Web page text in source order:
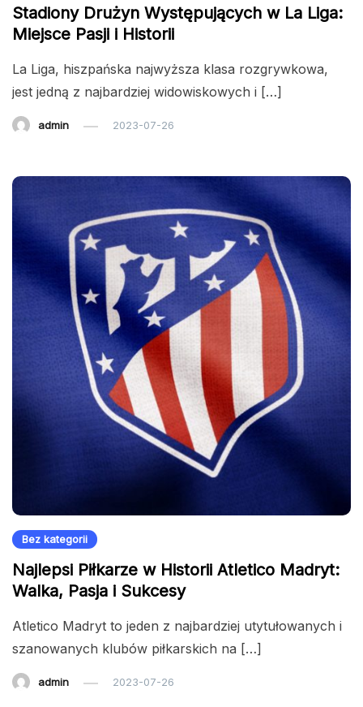
Stadiony Drużyn Występujących w La Liga:
Miejsce Pasji i Historii
La Liga, hiszpańska najwyższa klasa rozgrywkowa,
jest jedną z najbardziej widowiskowych i […]
admin 2023-07-26
Bez kategorii
Najlepsi Piłkarze w Historii Atletico Madryt:
Walka, Pasja i Sukcesy
Atletico Madryt to jeden z najbardziej utytułowanych i
szanowanych klubów piłkarskich na […]
admin 2023-07-26